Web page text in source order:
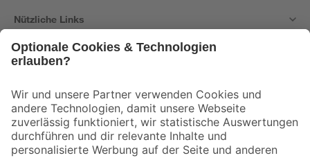
Nützliche Links
Der toom Newsletter: Keine Angebote und Aktionen mehr verpassen!
Zur Newsletter Anmeldung